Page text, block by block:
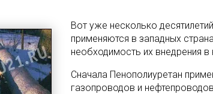
Вот уже несколько
применяются в западных
необходимость их внедрения в
Сначала Пенополиуретан
газопроводов и